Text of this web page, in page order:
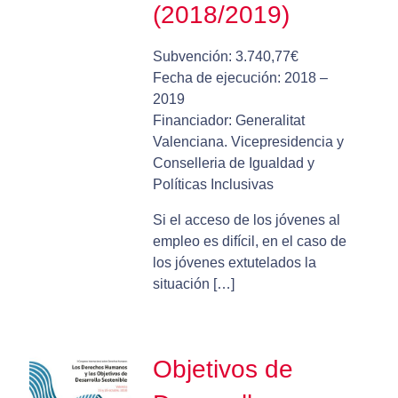
(2018/2019)
Subvención: 3.740,77€
Fecha de ejecución: 2018 –
2019
Financiador: Generalitat
Valenciana. Vicepresidencia y
Conselleria de Igualdad y
Políticas Inclusivas
Si el acceso de los jóvenes al
empleo es difícil, en el caso de
los jóvenes extutelados la
situación […]
Objetivos de